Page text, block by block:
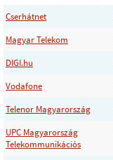
Cserhátnet
Magyar Telekom
DIGI.hu
Vodafone
Telenor Magyarország
UPC Magyarország
Telekommunikációs